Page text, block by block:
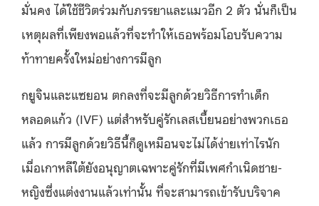
มั่นคง ได้ใช้ชีวิตร่วมกับภรรยาและแมวอีก 2 ตัว นั่นก็เป็น
เหตุผลที่เพียงพอแล้วที่จะทำให้เธอพร้อมโอบรับความ
ท้าทายครั้งใหม่อย่างการมีลูก
กยูจินและแซยอน ตกลงที่จะมีลูกด้วยวิธีการทําเด็ก
หลอดแก้ว (IVF) แต่สำหรับคู่รักเลสเบี้ยนอย่างพวกเธอ
แล้ว การมีลูกด้วยวิธีนี้ก็ดูเหมือนจะไม่ได้ง่ายเท่าไรนัก
เมื่อเกาหลีใต้ยังอนุญาตเฉพาะคู่รักที่มีเพศกำเนิดชาย-
หญิงซึ่งแต่งงานแล้วเท่านั้น ที่จะสามารถเข้ารับบริจาค